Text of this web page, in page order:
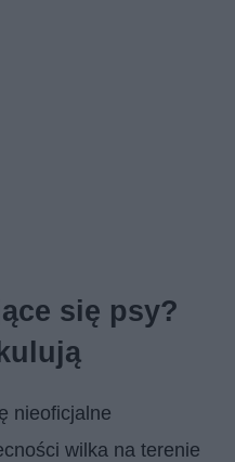
się psy?
nieoficjalne
wilka na terenie